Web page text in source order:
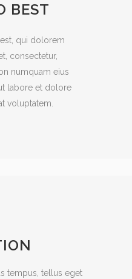
BEST
qui dolorem
consectetur,
numquam eius
labore et dolore
voluptatem.
tempus, tellus eget